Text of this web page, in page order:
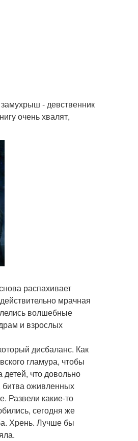
замухрыш - девственник
очень хвалят,
распахивает
мрачная
волшебные
и взрослых
дисбаланс. Как
гламура, чтобы
что довольно
битва оживленных
Развели какие-то
сегодня же
Хрень. Лучше бы